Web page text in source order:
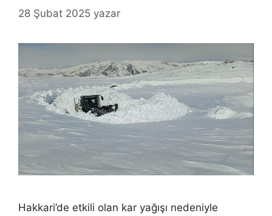
28 Şubat 2025 yazar
Hakkari’de etkili olan kar yağışı nedeniyle